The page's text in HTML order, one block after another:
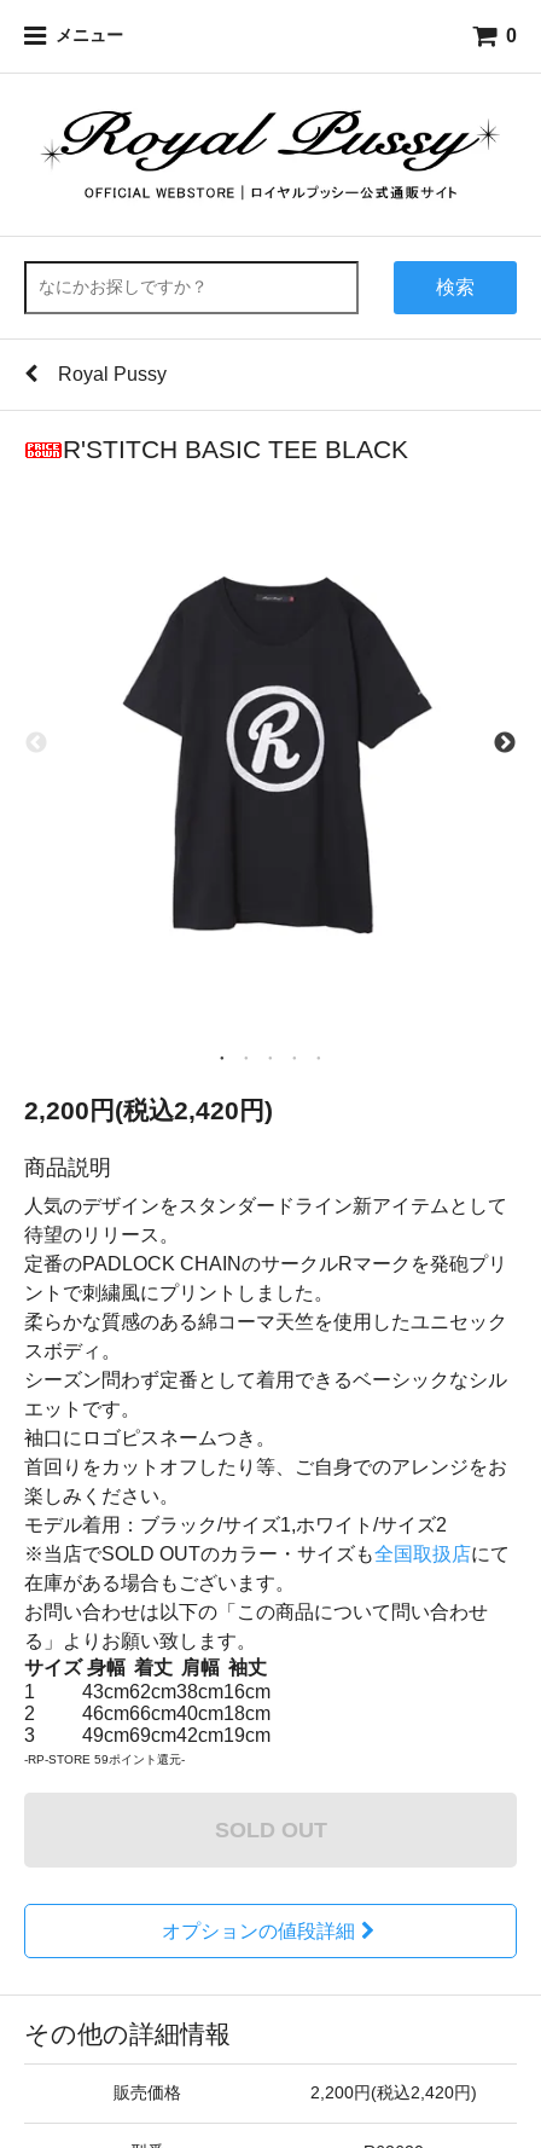
メニュー 0
検索
Royal Pussy
R'STITCH BASIC TEE BLACK
2,200円(税込2,420円)
商品説明
人気のデザインをスタンダードライン新アイテムとして
待望のリリース。
定番のPADLOCK CHAINのサークルRマークを発砲プリ
ントで刺繍風にプリントしました。
柔らかな質感のある綿コーマ天竺を使用したユニセック
スボディ。
シーズン問わず定番として着用できるベーシックなシル
エットです。
袖口にロゴピスネームつき。
首回りをカットオフしたり等、ご自身でのアレンジをお
楽しみください。
モデル着用：ブラック/サイズ1,ホワイト/サイズ2
※当店でSOLD OUTのカラー・サイズも全国取扱店にて
在庫がある場合もございます。
お問い合わせは以下の「この商品について問い合わせ
る」よりお願い致します。
サイズ 身幅 着丈 肩幅 袖丈
1
43cm62cm38cm16cm
2
46cm66cm40cm18cm
3
49cm69cm42cm19cm
-RP-STORE 59ポイント還元-
SOLD OUT
オプションの値段詳細
その他の詳細情報
販売価格 2,200円(税込2,420円)